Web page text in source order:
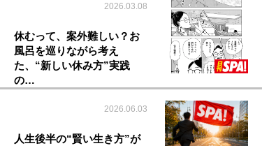
2026.03.08
休むって、案外難しい？お
風呂を巡りながら考え
た、“新しい休み方”実践
の…
2026.06.03
人生後半の“賢い生き方”が